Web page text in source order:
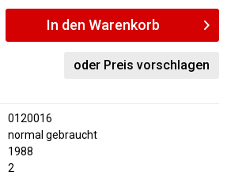
In den Warenkorb
oder Preis vorschlagen
0120016
normal gebraucht
1988
2